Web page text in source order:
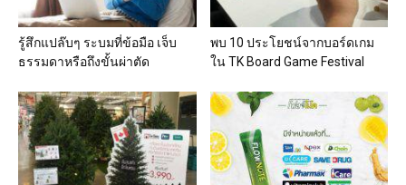
รู้สึกแปล๊บๆ ระบมที่ข้อมือ เจ็บ
ธรรมดาหรือถึงขั้นผ่าตัด
พบ 10 ประโยชน์จากบอร์ดเกม
ใน TK Board Game Festival